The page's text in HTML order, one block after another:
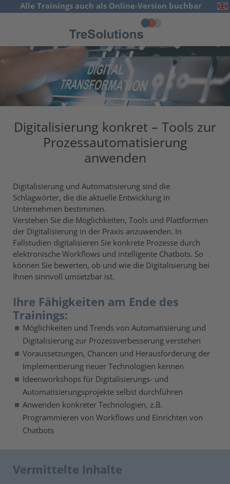
Alle Trainings auch als Online-Version buchbar
Digitalisierung konkret – Tools zur
Prozessautomatisierung
anwenden
Digitalisierung und Automatisierung sind die
Schlagwörter, die die aktuelle Entwicklung in
Unternehmen bestimmen.
Verstehen Sie die Möglichkeiten, Tools und Plattformen
der Digitalisierung in der Praxis anzuwenden. In
Fallstudien digitalisieren Sie konkrete Prozesse durch
elektronische Workflows und intelligente Chatbots. So
können Sie bewerten, ob und wie die Digitalisierung bei
Ihnen sinnvoll umsetzbar ist.
Ihre Fähigkeiten am Ende des
Trainings:
Möglichkeiten und Trends von Automatisierung und
Digitalisierung zur Prozessverbesserung verstehen
Voraussetzungen, Chancen und Herausforderung der
Implementierung neuer Technologien kennen
Ideenworkshops für Digitalisierungs- und
Automatisierungsprojekte selbst durchführen
Anwenden konkreter Technologien, z.B.
Programmieren von Workflows und Einrichten von
Chatbots
Vermittelte Inhalte